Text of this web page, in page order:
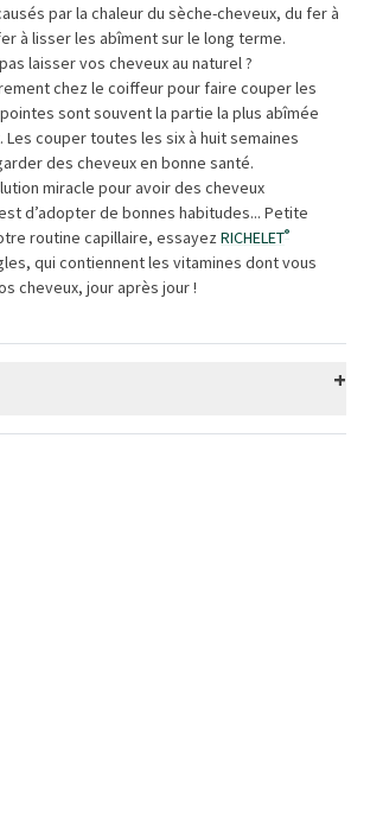
par la chaleur du sèche-cheveux, du fer à
à lisser les abîment sur le long terme.
laisser vos cheveux au naturel ?
chez le coiffeur pour faire couper les
sont souvent la partie la plus abîmée
Les couper toutes les six à huit semaines
des cheveux en bonne santé.
miracle pour avoir des cheveux
d’adopter de bonnes habitudes... Petite
routine capillaire, essayez RICHELET®
qui contiennent les vitamines dont vous
cheveux, jour après jour !
+